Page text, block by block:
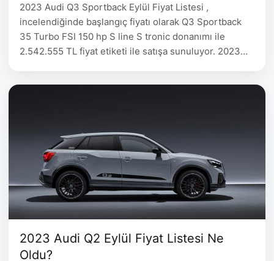
2023 Audi Q3 Sportback Eylül Fiyat Listesi ,
incelendiğinde başlangıç fiyatı olarak Q3 Sportback
35 Turbo FSI 150 hp S line S tronic donanımı ile
2.542.555 TL fiyat etiketi ile satışa sunuluyor. 2023
2023 Audi Q2 Eylül Fiyat Listesi Ne
Oldu?